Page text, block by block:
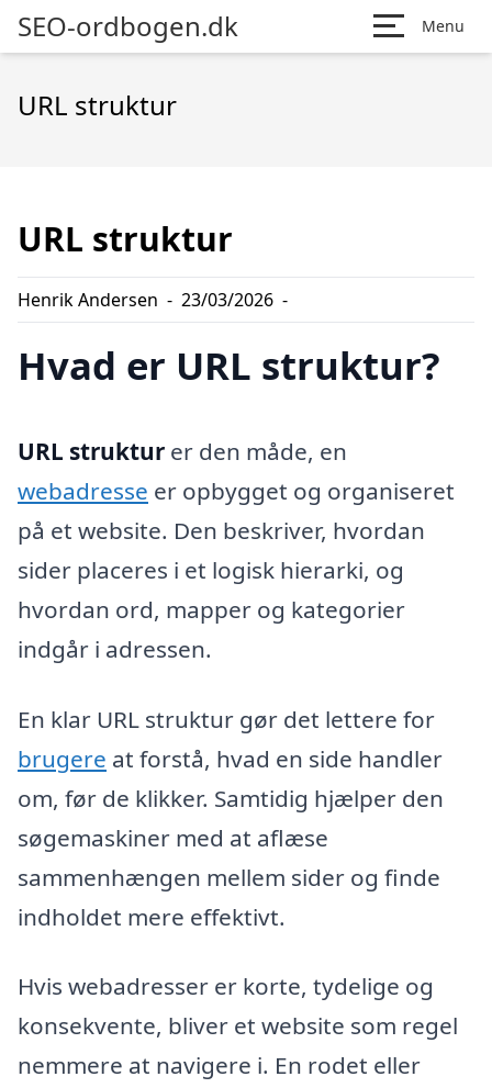
SEO-ordbogen.dk Menu
URL struktur
URL struktur
Henrik Andersen - 23/03/2026 -
Hvad er URL struktur?
URL struktur er den måde, en
webadresse er opbygget og organiseret
på et website. Den beskriver, hvordan
sider placeres i et logisk hierarki, og
hvordan ord, mapper og kategorier
indgår i adressen.
En klar URL struktur gør det lettere for
brugere at forstå, hvad en side handler
om, før de klikker. Samtidig hjælper den
søgemaskiner med at aflæse
sammenhængen mellem sider og finde
indholdet mere effektivt.
Hvis webadresser er korte, tydelige og
konsekvente, bliver et website som regel
nemmere at navigere i. En rodet eller